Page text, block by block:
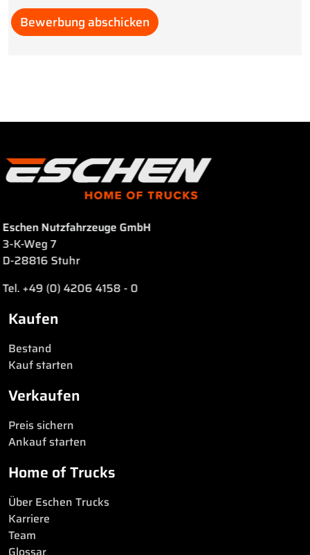
Eschen Nutzfahrzeuge GmbH
3-K-Weg 7
D-28816 Stuhr
Tel. +49 (0) 4206 4158 - 0
Kaufen
Bestand
Kauf starten
Verkaufen
Preis sichern
Ankauf starten
Home of Trucks
Über Eschen Trucks
Karriere
Team